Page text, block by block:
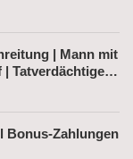
| Mann mit
Tatverdächtiger
Bonus-Zahlungen